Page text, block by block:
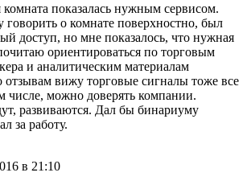
показалась нужным сервисом.
говорить о комнате поверхностно, был
доступ, но мне показалось, что нужная
ориентироваться по торговым
и аналитическим материалам
вижу торговые сигналы тоже все
числе, можно доверять компании.
развиваются. Дал бы бинариуму
за работу.
в 21:10